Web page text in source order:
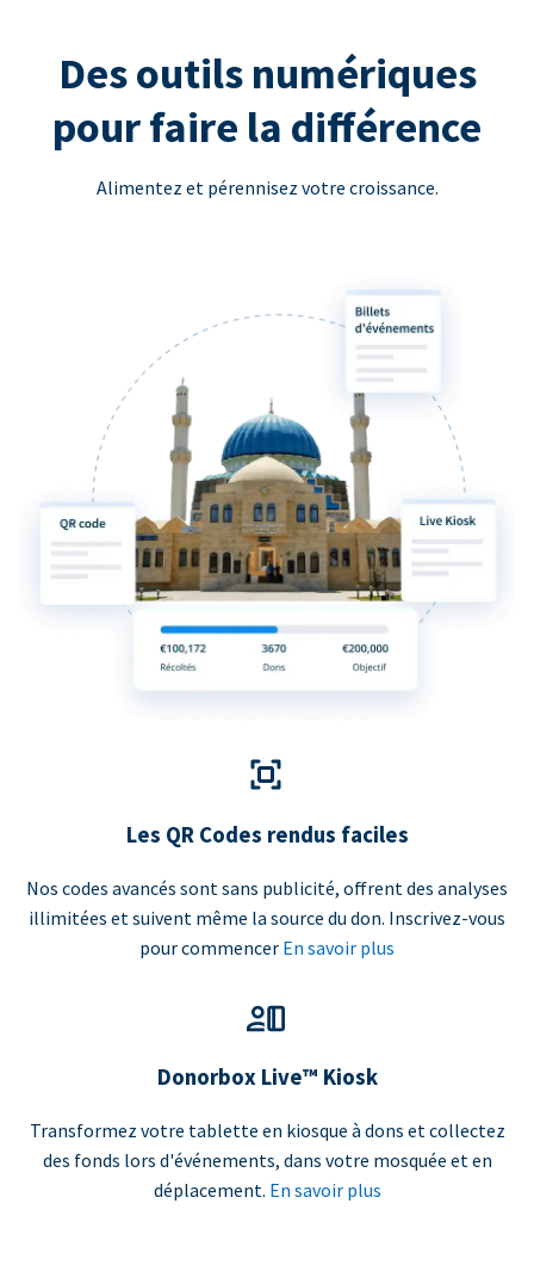
Des outils numériques
pour faire la différence
Alimentez et pérennisez votre croissance.
Les QR Codes rendus faciles
Nos codes avancés sont sans publicité, offrent des analyses
illimitées et suivent même la source du don. Inscrivez-vous
pour commencer En savoir plus
Donorbox Live™ Kiosk
Transformez votre tablette en kiosque à dons et collectez
des fonds lors d'événements, dans votre mosquée et en
déplacement. En savoir plus